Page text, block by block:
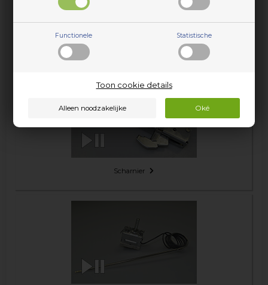
Functionele Statistische
Toon cookie details
Scharnier